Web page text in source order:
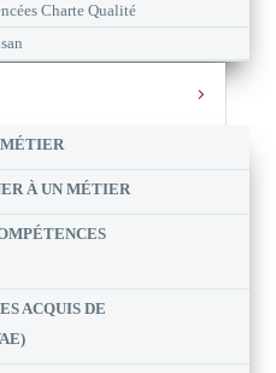
Charte Qualité
MÉTIER
À UN MÉTIER
ACQUIS DE